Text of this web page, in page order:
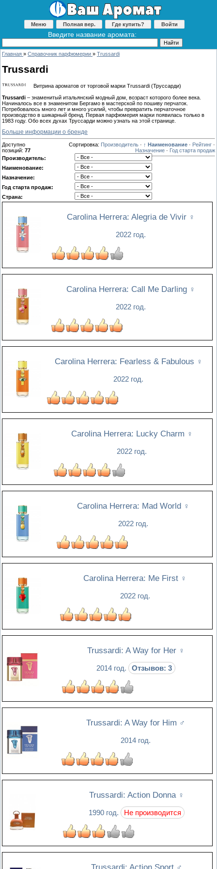
Меню Полная вер. Где купить? Войти
Введите название аромата:
Главная » Справочник парфюмерии » Trussardi
Trussardi
Витрина ароматов от торговой марки Trussardi (Труссарди)
Trussardi – знаменитый итальянский модный дом, возраст которого более века.
Начиналось все в знаменитом Бергамо в мастерской по пошиву перчаток.
Потребовалось много лет и много усилий, чтобы превратить перчаточное
производство в шикарный бренд. Первая парфюмерия марки появилась только в
1983 году. Обо всех духах Труссарди можно узнать на этой странице.
Больше информации о бренде
Доступно
позиций: 77
Сортировка: Производитель · ↑ Наименование · Рейтинг ·
Назначение · Год старта продаж
Производитель:
Наименование:
Назначение:
Год старта продаж:
Страна:
Carolina Herrera: Alegria de Vivir ♀
2022 год.
Carolina Herrera: Call Me Darling ♀
2022 год.
Carolina Herrera: Fearless & Fabulous ♀
2022 год.
Carolina Herrera: Lucky Charm ♀
2022 год.
Carolina Herrera: Mad World ♀
2022 год.
Carolina Herrera: Me First ♀
2022 год.
Trussardi: A Way for Her ♀
2014 год. Отзывов: 3
Trussardi: A Way for Him ♂
2014 год.
Trussardi: Action Donna ♀
1990 год. Не производится
♂